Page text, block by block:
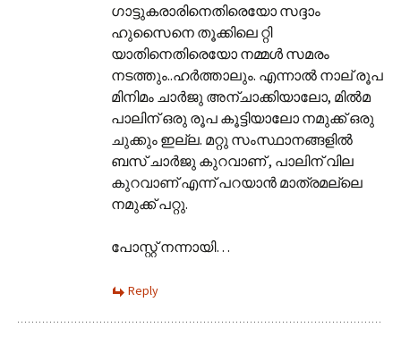
ഗാട്ടുകരാരിനെതിരെയോ സദ്ദാം
ഹുസൈനെ തൂക്കിലെ റ്റി
യാതിനെതിരെയോ നമ്മള്‍ സമരം
നടത്തും..ഹര്‍ത്താലും. എന്നാല്‍ നാല് രൂപ
മിനിമം ചാര്‍ജു അന്ചാക്കിയാലോ, മില്‍മ
പാലിന് ഒരു രൂപ കൂട്ടിയാലോ നമുക്ക് ഒരു
ചുക്കും ഇല്ല. മറ്റു സംസ്ഥാനങ്ങളില്‍
ബസ് ചാര്‍ജു കുറവാണ് , പാലിന് വില
കുറവാണ് എന്ന് പറയാന്‍ മാത്രമല്ലെ
നമുക്ക് പറ്റു.
പോസ്റ്റ്‌ നന്നായി…
Reply